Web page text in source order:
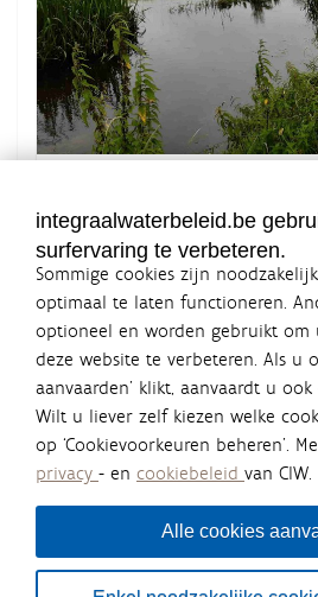
k
v
o
r
d
o
l
e
d
e
integraalwaterbeleid.be
surfervaring te verbeteren.
Sommige cookies zijn
optimaal te laten functioneren.
optioneel en worden gebruikt om
deze website te verbeteren. Als u
aanvaarden’ klikt, aanvaardt u
Wilt u liever zelf kiezen welke
op ‘Cookievoorkeuren beheren’.
privacy - en cookiebeleid van CIW.
Alle cookies
Integraalwaterbeleid.be is een
officiële website van de
overheid
uitgegeven door
Waterbeleid
De Coördinatiecommissie Integraal
bestuursniveaus die bij het waterbeleid
waterbedrijven nemen deel aan het
samenwerking zorgt voor een
geïntegreerde aanpak van het